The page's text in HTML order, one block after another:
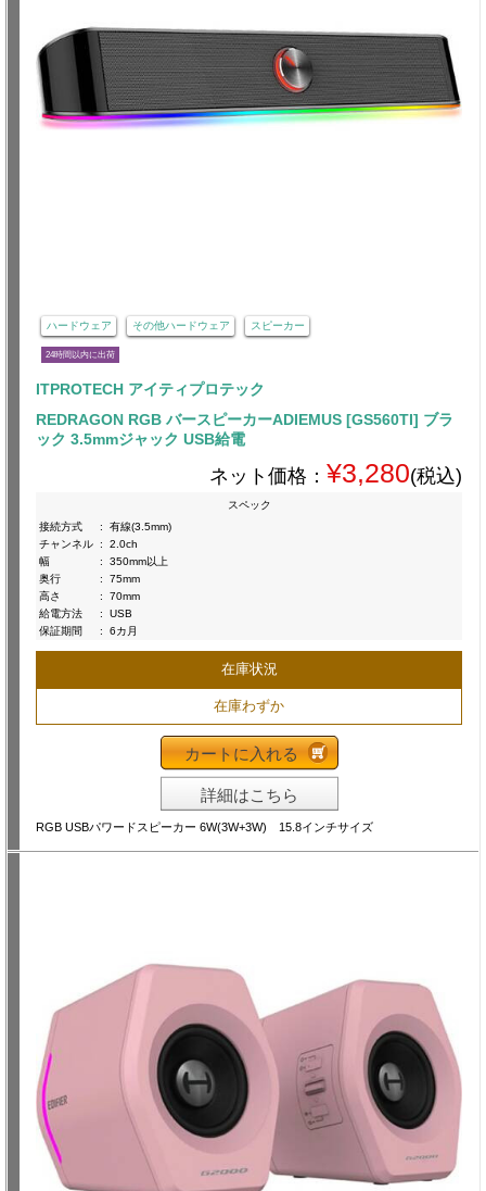
ハードウェア その他ハードウェア スピーカー
24時間以内に出荷
ITPROTECH アイティプロテック
REDRAGON RGB バースピーカーADIEMUS [GS560TI] ブラ
ック 3.5mmジャック USB給電
ネット価格： ¥3,280(税込)
スペック
接続方式
:
有線(3.5mm)
チャンネル :
2.0ch
幅
:
350mm以上
奥行
:
75mm
高さ
:
70mm
給電方法
:
USB
保証期間
: 6カ月
在庫状況
在庫わずか
カートに入れる
詳細はこちら
RGB USBパワードスピーカー 6W(3W+3W) 15.8インチサイズ